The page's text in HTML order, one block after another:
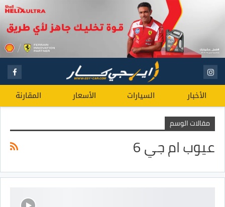
الأخبار السيارات الأسعار المقارنة
مقالات الوسم
عيوب ام جي 6